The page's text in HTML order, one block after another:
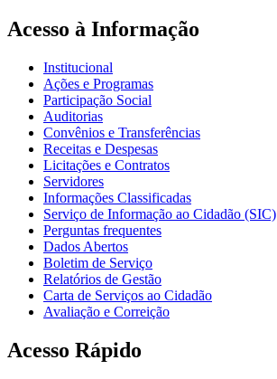
Acesso à Informação
Institucional
Ações e Programas
Participação Social
Auditorias
Convênios e Transferências
Receitas e Despesas
Licitações e Contratos
Servidores
Informações Classificadas
Serviço de Informação ao Cidadão (SIC)
Perguntas frequentes
Dados Abertos
Boletim de Serviço
Relatórios de Gestão
Carta de Serviços ao Cidadão
Avaliação e Correição
Acesso Rápido